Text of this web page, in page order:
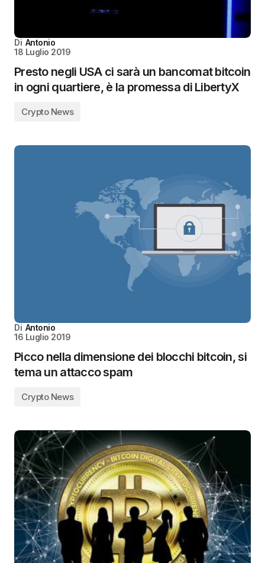
Di Antonio
18 Luglio 2019
Presto negli USA ci sarà un bancomat bitcoin
in ogni quartiere, è la promessa di LibertyX
Crypto News
Di Antonio
16 Luglio 2019
Picco nella dimensione dei blocchi bitcoin, si
tema un attacco spam
Crypto News